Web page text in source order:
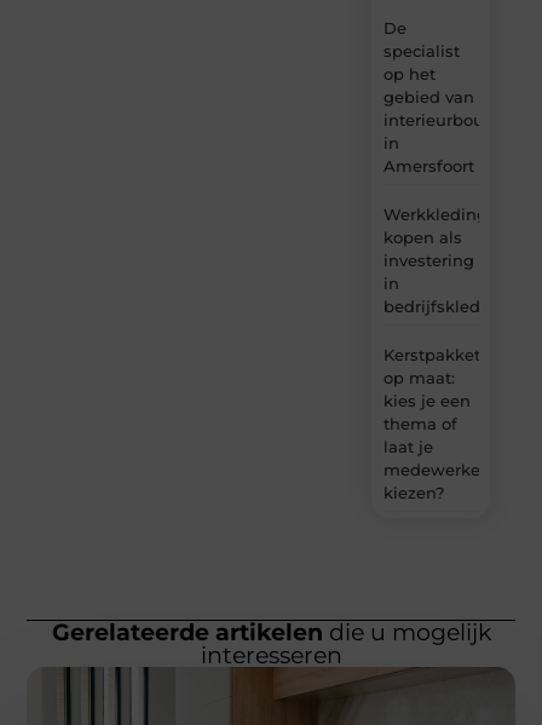
De
specialist
op het
gebied van
interieurbouw
in
Amersfoort
Werkkleding
kopen als
investering
in
bedrijfskleding
Kerstpakket
op maat:
kies je een
thema of
laat je
medewerkers
kiezen?
Gerelateerde artikelen die u mogelijk
interesseren